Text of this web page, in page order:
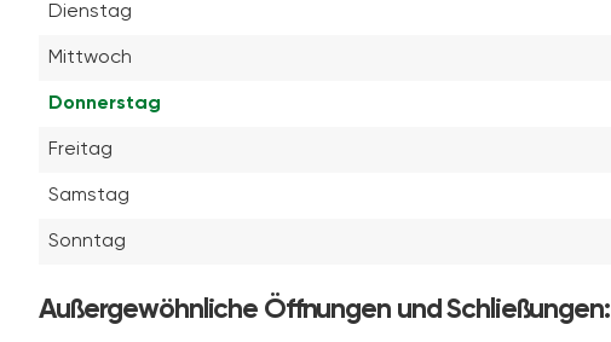
Dienstag
Mittwoch
Donnerstag
Freitag
Samstag
Sonntag
Außergewöhnliche Öffnungen und Schließungen: